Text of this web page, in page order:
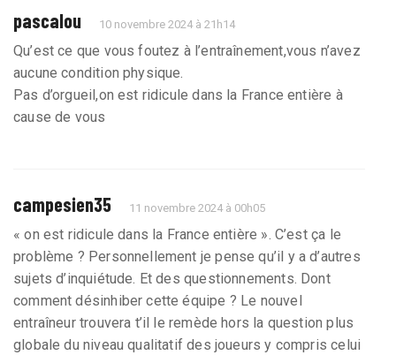
pascalou 10 novembre 2024 à 21h14
Qu’est ce que vous foutez à l’entraînement,vous n’avez
aucune condition physique.
Pas d’orgueil,on est ridicule dans la France entière à
cause de vous
campesien35 11 novembre 2024 à 00h05
« on est ridicule dans la France entière ». C’est ça le
problème ? Personnellement je pense qu’il y a d’autres
sujets d’inquiétude. Et des questionnements. Dont
comment désinhiber cette équipe ? Le nouvel
entraîneur trouvera t’il le remède hors la question plus
globale du niveau qualitatif des joueurs y compris celui